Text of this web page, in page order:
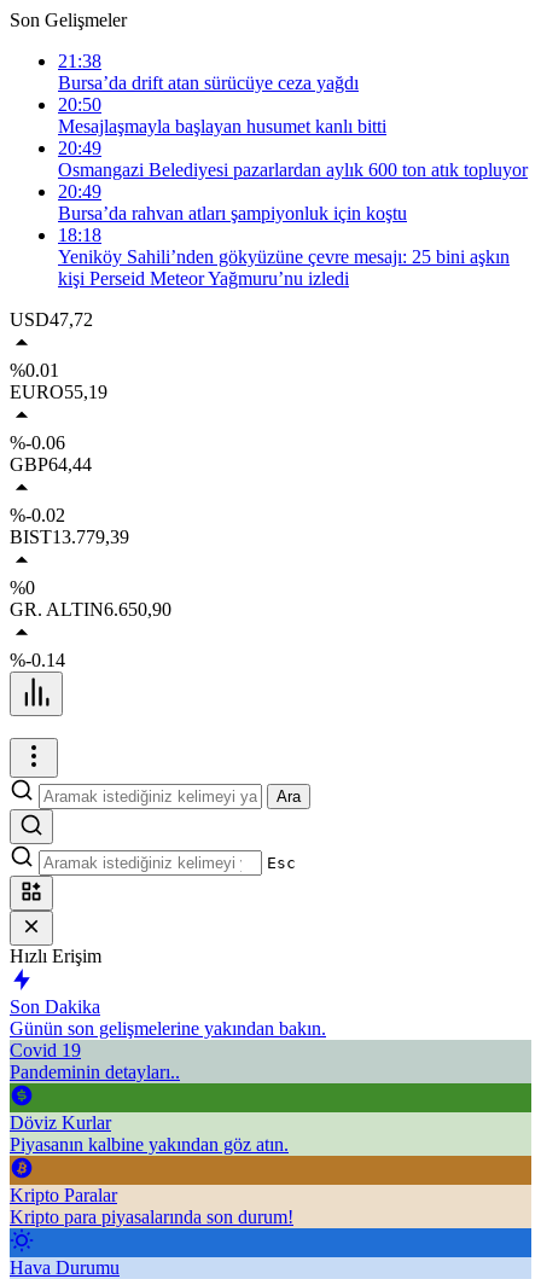
Son Gelişmeler
21:38
Bursa’da drift atan sürücüye ceza yağdı
20:50
Mesajlaşmayla başlayan husumet kanlı bitti
20:49
Osmangazi Belediyesi pazarlardan aylık 600 ton atık topluyor
20:49
Bursa’da rahvan atları şampiyonluk için koştu
18:18
Yeniköy Sahili’nden gökyüzüne çevre mesajı: 25 bini aşkın
kişi Perseid Meteor Yağmuru’nu izledi
USD47,72
%0.01
EURO55,19
%-0.06
GBP64,44
%-0.02
BIST13.779,39
%0
GR. ALTIN6.650,90
%-0.14
Ara
Esc
Hızlı Erişim
Son Dakika
Günün son gelişmelerine yakından bakın.
Covid 19
Pandeminin detayları..
Döviz Kurlar
Piyasanın kalbine yakından göz atın.
Kripto Paralar
Kripto para piyasalarında son durum!
Hava Durumu